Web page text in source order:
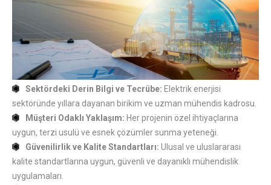
Sektördeki Derin Bilgi ve Tecrübe: Elektrik enerjisi
sektöründe yıllara dayanan birikim ve uzman mühendis kadrosu.
Müşteri Odaklı Yaklaşım: Her projenin özel ihtiyaçlarına
uygun, terzi usulü ve esnek çözümler sunma yeteneği.
Güvenilirlik ve Kalite Standartları: Ulusal ve uluslararası
kalite standartlarına uygun, güvenli ve dayanıklı mühendislik
uygulamaları.